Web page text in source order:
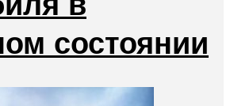
состоянии